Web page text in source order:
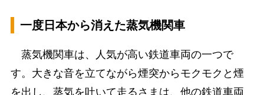
一度日本から消えた蒸気機関車
蒸気機関車は、人気が高い鉄道車両の一つで
す。大きな音を立てながら煙突からモクモクと煙
を出し、蒸気を吐いて走るさまは、他の鉄道車両